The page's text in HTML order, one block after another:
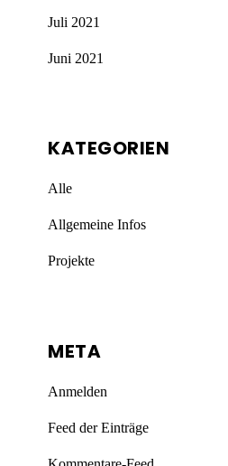
Juli 2021
Juni 2021
KATEGORIEN
Alle
Allgemeine Infos
Projekte
META
Anmelden
Feed der Einträge